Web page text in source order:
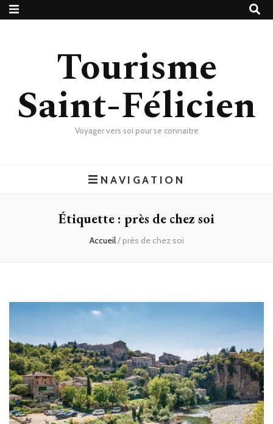
Tourisme
Saint-Félicien
Voyager vers soi pour se connaitre
NAVIGATION
Étiquette : près de chez soi
Accueil/ près de chez soi